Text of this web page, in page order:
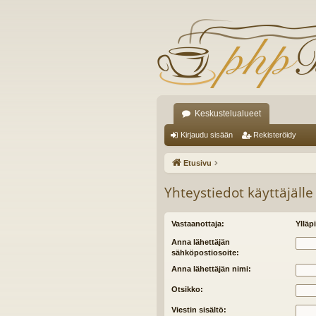
Keskustelualueet
Kirjaudu sisään Rekisteröidy
Etusivu
Yhteystiedot käyttäjälle
Vastaanottaja:
Anna lähettäjän
sähköpostiosoite:
Anna lähettäjän nimi:
Otsikko:
Viestin sisältö: